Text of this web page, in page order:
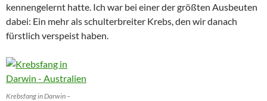
kennengelernt hatte. Ich war bei einer der größten Ausbeuten
dabei: Ein mehr als schulterbreiter Krebs, den wir danach
fürstlich verspeist haben.
Krebsfang in Darwin –